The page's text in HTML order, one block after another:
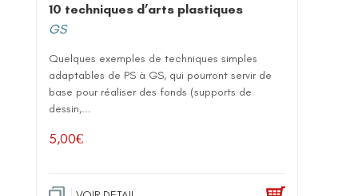
10 techniques d’arts plastiques
GS
Quelques exemples de techniques simples
adaptables de PS à GS, qui pourront servir de
base pour réaliser des fonds (supports de
dessin,...
5,00€